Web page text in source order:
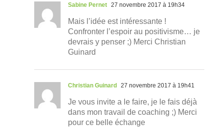
Sabine Pernet 27 novembre 2017 à 19h34
Mais l’idée est intéressante !
Confronter l’espoir au positivisme… je
devrais y penser ;) Merci Christian
Guinard
Christian Guinard 27 novembre 2017 à 19h41
Je vous invite a le faire, je le fais déjà
dans mon travail de coaching ;) Merci
pour ce belle échange